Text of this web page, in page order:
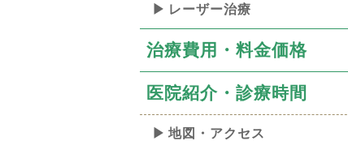
レーザー治療
治療費用・料金価格
医院紹介・診療時間
地図・アクセス